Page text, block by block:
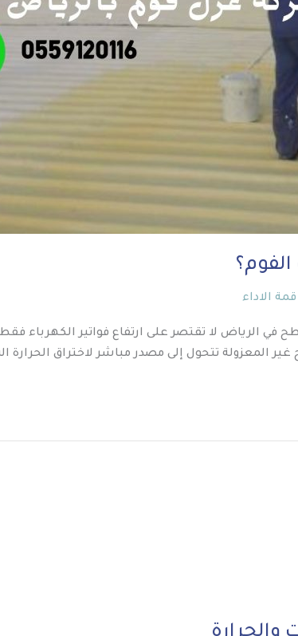
قمة الاداء
الرياض لا تقتصر على ارتفاع فواتير الكهرباء
تتحول إلى مصدر مباشر لاختراق الحرارة